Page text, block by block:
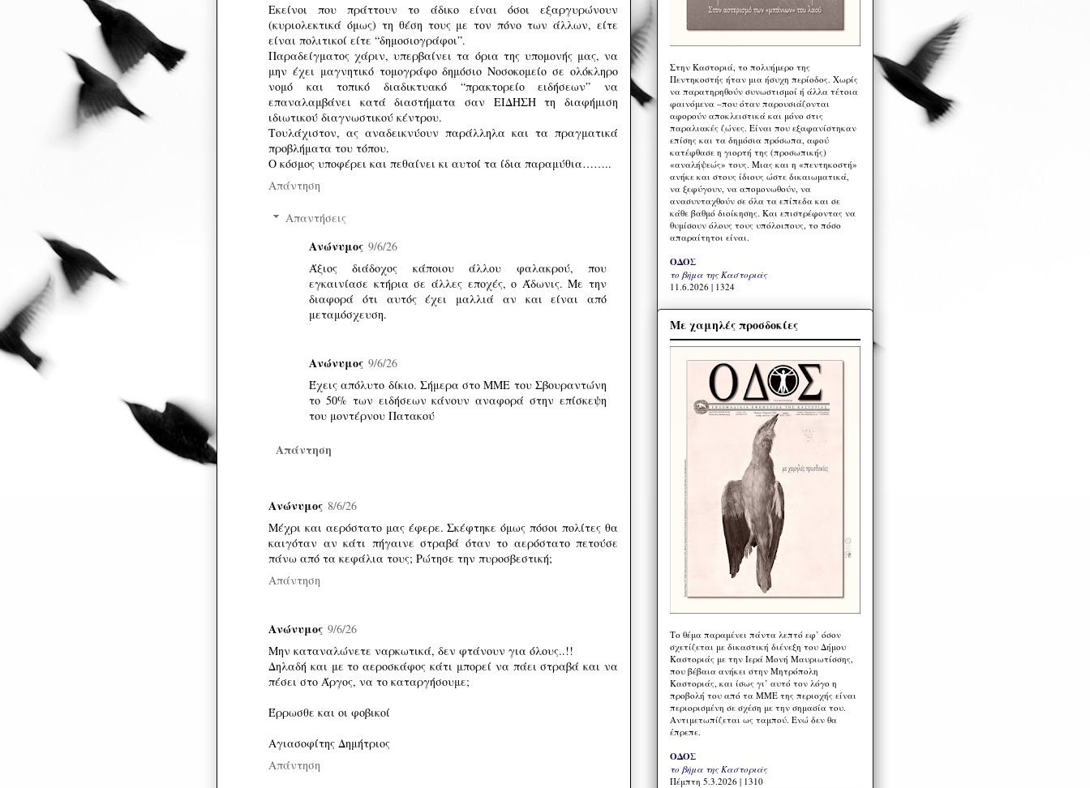
Εκείνοι που πράττουν το άδικο είναι όσοι εξαργυρώνουν
(κυριολεκτικά όμως) τη θέση τους με τον πόνο των άλλων, είτε
είναι πολιτικοί είτε “δημοσιογράφοι”.
Παραδείγματος χάριν, υπερβαίνει τα όρια της υπομονής μας, να
μην έχει μαγνητικό τομογράφο δημόσιο Νοσοκομείο σε ολόκληρο
νομό και τοπικό διαδικτυακό “πρακτορείο ειδήσεων” να
επαναλαμβάνει κατά διαστήματα σαν ΕΙΔΗΣΗ τη διαφήμιση
ιδιωτικού διαγνωστικού κέντρου.
Τουλάχιστον, ας αναδεικνύουν παράλληλα και τα πραγματικά
προβλήματα του τόπου.
Ο κόσμος υποφέρει και πεθαίνει κι αυτοί τα ίδια παραμύθια……..
Απάντηση
Απαντήσεις
Ανώνυμος 9/6/26
Άξιος διάδοχος κάποιου άλλου φαλακρού, που
εγκαινίασε κτήρια σε άλλες εποχές, ο Άδωνις. Με την
διαφορά ότι αυτός έχει μαλλιά αν και είναι από
μεταμόσχευση.
Ανώνυμος 9/6/26
Έχεις απόλυτο δίκιο. Σήμερα στο ΜΜΕ του Σβουραντώνη
το 50% των ειδήσεων κάνουν αναφορά στην επίσκεψη
του μοντέρνου Πατακού
Απάντηση
Ανώνυμος 8/6/26
Μέχρι και αερόστατο μας έφερε. Σκέφτηκε όμως πόσοι πολίτες θα
καιγόταν αν κάτι πήγαινε στραβά όταν το αερόστατο πετούσε
πάνω από τα κεφάλια τους; Ρώτησε την πυροσβεστική;
Απάντηση
Ανώνυμος 9/6/26
Μην καταναλώνετε ναρκωτικά, δεν φτάνουν για όλους..!!
Δηλαδή και με το αεροσκάφος κάτι μπορεί να πάει στραβά και να
πέσει στο Άργος, να το καταργήσουμε;
Έρρωσθε και οι φοβικοί
Αγιασοφίτης Δημήτριος
Απάντηση
Στην Καστοριά, το πολυήμερο της
Πεντηκοστής ήταν μια ήσυχη περίοδος. Χωρίς
να παρατηρηθούν συνωστισμοί ή άλλα τέτοια
φαινόμενα –που όταν παρουσιάζονται
αφορούν αποκλειστικά και μόνο στις
παραλιακές ζώνες. Είναι που εξαφανίστηκαν
επίσης και τα δημόσια πρόσωπα, αφού
κατέφθασε η γιορτή της (προσωπικής)
«αναλήψεώς» τους. Μιας και η «πεντηκοστή»
ανήκε και στους ίδιους ώστε δικαιωματικά,
να ξεφύγουν, να απομονωθούν, να
ανασυνταχθούν σε όλα τα επίπεδα και σε
κάθε βαθμό διοίκησης. Και επιστρέφοντας να
θυμίσουν όλους τους υπόλοιπους, το πόσο
απαραίτητοι είναι.
ΟΔΟΣ
το βήμα της Καστοριάς
11.6.2026 | 1324
Με χαμηλές προσδοκίες
Το θέμα παραμένει πάντα λεπτό εφ’ όσον
σχετίζεται με δικαστική διένεξη του Δήμου
Καστοριάς με την Ιερά Μονή Μαυριωτίσσης,
που βέβαια ανήκει στην Μητρόπολη
Καστοριάς, και ίσως γι’ αυτό τον λόγο η
προβολή του από τα ΜΜΕ της περιοχής είναι
περιορισμένη σε σχέση με την σημασία του.
Αντιμετωπίζεται ως ταμπού. Ενώ δεν θα
έπρεπε.
ΟΔΟΣ
το βήμα της Καστοριάς
Πέμπτη 5.3.2026 | 1310